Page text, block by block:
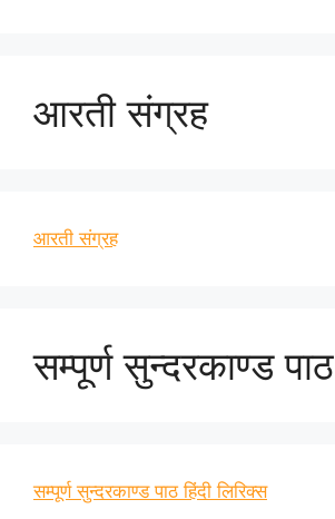
आरती संग्रह
आरती संग्रह
सम्पूर्ण सुन्दरकाण्ड पाठ
सम्पूर्ण सुन्दरकाण्ड पाठ हिंदी लिरिक्स